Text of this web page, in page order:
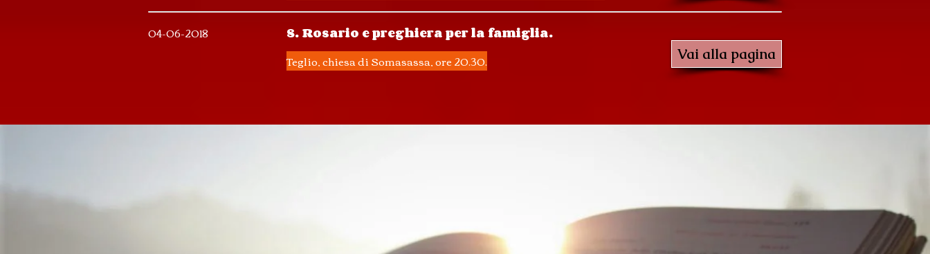
04-06-2018
S. Rosario e preghiera per la famiglia.
Teglio, chiesa di Somasassa, ore 20.30.
Vai alla pagina